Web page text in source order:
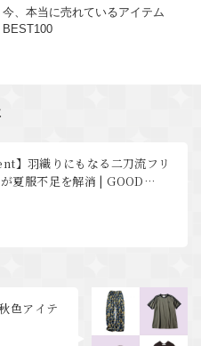
今、本当に売れているアイテム
BEST100
】羽織りにもなる二刀流フリ
夏服不足を解消 | GOOD
色アイテ